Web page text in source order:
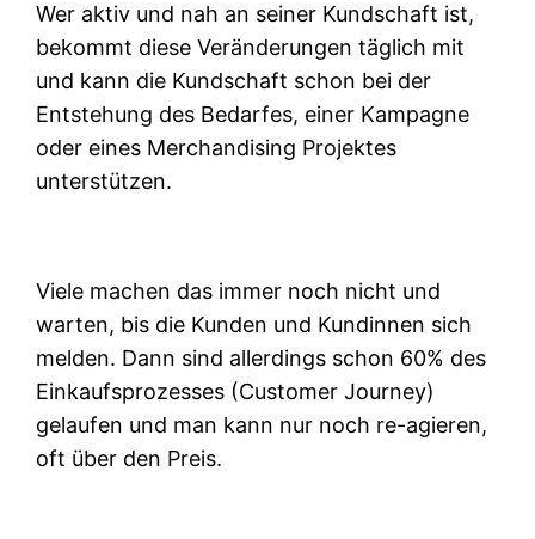
Wer aktiv und nah an seiner Kundschaft ist,
bekommt diese Veränderungen täglich mit
und kann die Kundschaft schon bei der
Entstehung des Bedarfes, einer Kampagne
oder eines Merchandising Projektes
unterstützen.
Viele machen das immer noch nicht und
warten, bis die Kunden und Kundinnen sich
melden. Dann sind allerdings schon 60% des
Einkaufsprozesses (Customer Journey)
gelaufen und man kann nur noch re-agieren,
oft über den Preis.